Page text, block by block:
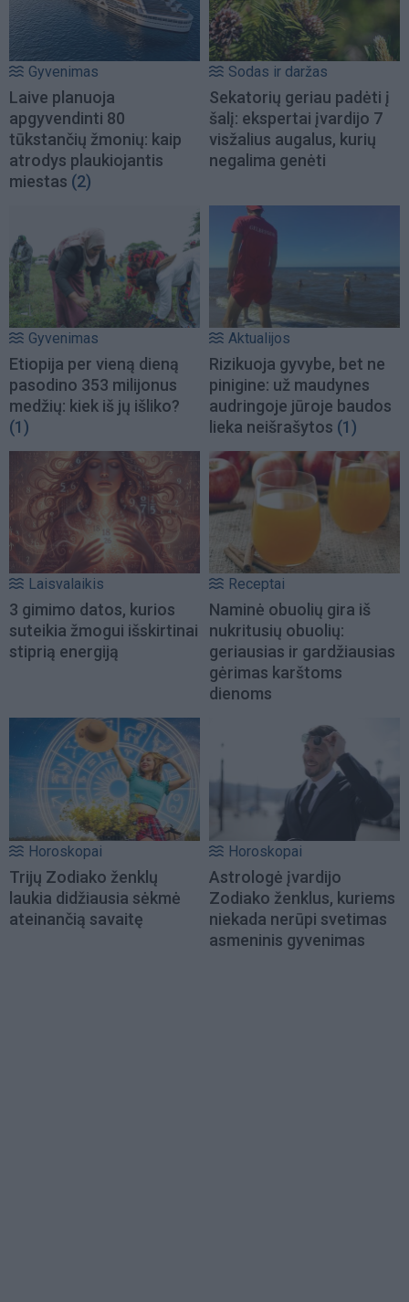
Gyvenimas
Laive planuoja
apgyvendinti 80
tūkstančių žmonių: kaip
atrodys plaukiojantis
miestas (2)
Sodas ir daržas
Sekatorių geriau padėti į
šalį: ekspertai įvardijo 7
visžalius augalus, kurių
negalima genėti
Gyvenimas
Etiopija per vieną dieną
pasodino 353 milijonus
medžių: kiek iš jų išliko?
(1)
Aktualijos
Rizikuoja gyvybe, bet ne
pinigine: už maudynes
audringoje jūroje baudos
lieka neišrašytos (1)
Laisvalaikis
3 gimimo datos, kurios
suteikia žmogui išskirtinai
stiprią energiją
Receptai
Naminė obuolių gira iš
nukritusių obuolių:
geriausias ir gardžiausias
gėrimas karštoms
dienoms
Horoskopai
Trijų Zodiako ženklų
laukia didžiausia sėkmė
ateinančią savaitę
Horoskopai
Astrologė įvardijo
Zodiako ženklus, kuriems
niekada nerūpi svetimas
asmeninis gyvenimas